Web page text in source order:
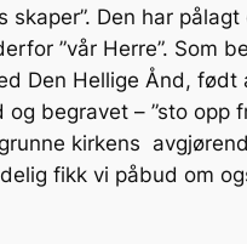
skaper”. Den har
”vår Herre”.
Den Hellige Ånd,
begravet – ”sto opp
kirkens
fikk vi påbud om